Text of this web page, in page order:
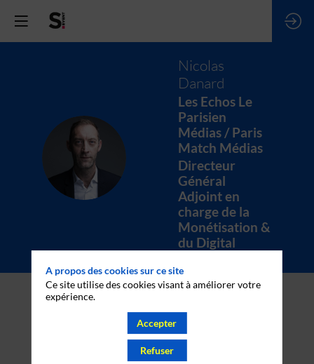
ND
Nicolas
Danard
Les Echos Le
Parisien
Médias / Paris
Match Médias
Directeur
Général
Adjoint en
charge de la
Monétisation &
du Digital
A propos des cookies sur ce site
Ce site utilise des cookies visant à améliorer votre
expérience.
Accepter
Refuser